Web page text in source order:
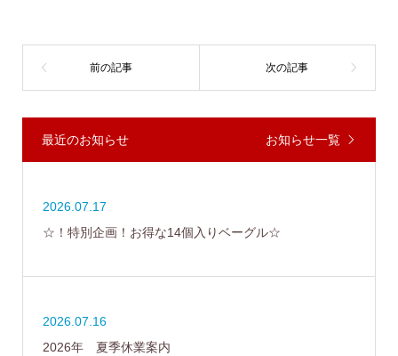
最近のお知らせ お知らせ一覧
2026.07.17
☆！特別企画！お得な14個入りベーグル☆
2026.07.16
2026年 夏季休業案内